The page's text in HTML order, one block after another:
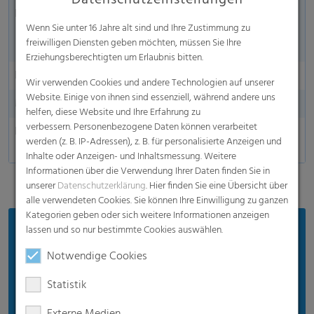
BRC-Standards
erhältlich
Hochgeschwindigkeitsanwendungen
geeignet
Made in Germany
Erhältlich
Mono- oder
Coexfolie
Vorteile
Bequeme Handhabung: einfaches und
Wenn Sie unter 16 Jahre alt sind und Ihre Zustimmung zu
freiwilligen Diensten geben möchten, müssen Sie Ihre
Erziehungsberechtigten um Erlaubnis bitten.
Wir verwenden Cookies und andere Technologien auf unserer
Website. Einige von ihnen sind essenziell, während andere uns
helfen, diese Website und Ihre Erfahrung zu
verbessern. Personenbezogene Daten können verarbeitet
werden (z. B. IP-Adressen), z. B. für personalisierte Anzeigen und
Inhalte oder Anzeigen- und Inhaltsmessung. Weitere
Informationen über die Verwendung Ihrer Daten finden Sie in
unsererDatenschutzerklärung. Hier finden Sie eine Übersicht über
alle verwendeten Cookies. Sie können Ihre Einwilligung zu ganzen
Kategorien geben oder sich weitere Informationen anzeigen
lassen und so nur bestimmte Cookies auswählen.
Notwendige Cookies
Statistik